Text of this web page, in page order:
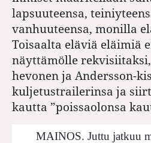
lapsuuteensa,
vanhuuteensa, monilla
Toisaalta eläviä eläimiä
näyttämölle
hevonen ja Andersson-
kuljetustrailerinsa ja
kautta ”poissaolonsa
MAINOS. Juttu jatkuu